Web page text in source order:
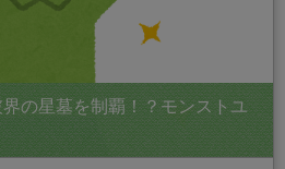
の星墓を制覇！？モンストユ